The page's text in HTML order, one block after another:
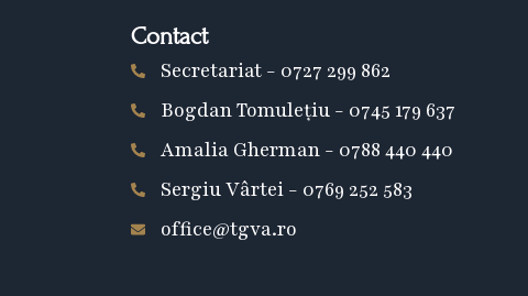
Contact
Secretariat - 0727 299 862
Bogdan Tomulețiu - 0745 179 637
Amalia Gherman - 0788 440 440
Sergiu Vârtei - 0769 252 583
office@tgva.ro